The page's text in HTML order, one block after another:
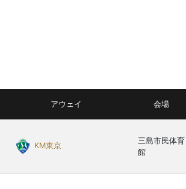
アウェイ 会場
KM東京
三島市民体育
館